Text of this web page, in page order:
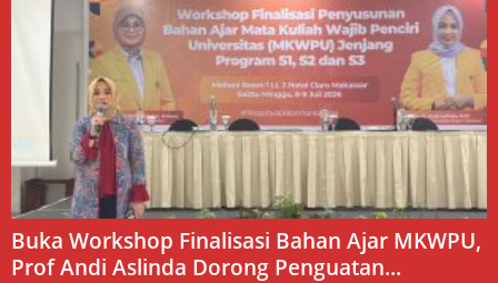
Buka Workshop Finalisasi Bahan Ajar MKWPU,
Prof Andi Aslinda Dorong Penguatan...